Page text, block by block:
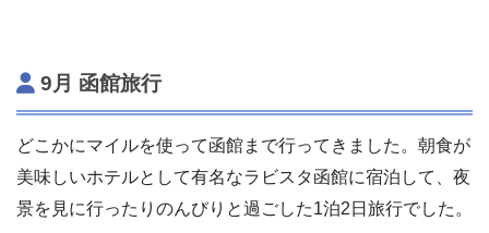
9月 函館旅行
どこかにマイルを使って函館まで行ってきました。朝食が
美味しいホテルとして有名なラビスタ函館に宿泊して、夜
景を見に行ったりのんびりと過ごした1泊2日旅行でした。